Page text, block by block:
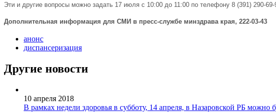
Эти и другие вопросы можно задать 17 июля с 10:00 до 11:00 по телефону 8 (391) 290-
Дополнительная информация для СМИ в пресс-службе минздрава края, 222-03-43
анонс
диспансеризация
Другие новости
10 апреля 2018
В рамках недели здоровья в субботу, 14 апреля, в Назаровской РБ можно